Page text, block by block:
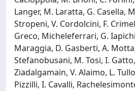
Langer, M. Laratta, G. Casella,
Stropeni, V. Cordolcini, F.
Greco, Micheleferrari, G.
Maraggia, D. Gasberti, A.
Stefanobusani, M. Tosi, I.
Ziadalgamain, V. Alaimo, L.
Pizzilli, I. Cavalli,